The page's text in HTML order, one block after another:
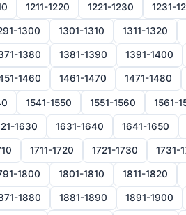
1211-1220 1221-1230 1231-
1300 1301-1310 1311-1320
1380 1381-1390 1391-1400
1460 1461-1470 1471-1480
1541-1550 1551-1560 1561-
1630 1631-1640 1641-1650
1711-1720 1721-1730 1731-
1800 1801-1810 1811-1820
1880 1881-1890 1891-1900